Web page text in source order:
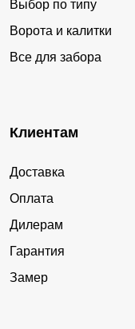
Выбор по типу
Ворота и калитки
Все для забора
Клиентам
Доставка
Оплата
Дилерам
Гарантия
Замер